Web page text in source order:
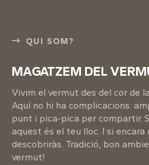
QUI SOM?
MAGATZEM DEL
Vivim el vermut des del cor de
Aquí no hi ha complicacions:
punt i pica-pica per compartir.
aquest és el teu lloc. I si encara
descobriràs. Tradició, bon
vermut!